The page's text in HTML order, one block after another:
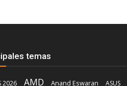
temas
2026 AMD Anand Eswaran
ASUS